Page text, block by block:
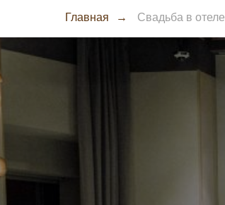
Главная → Свадьба в отеле